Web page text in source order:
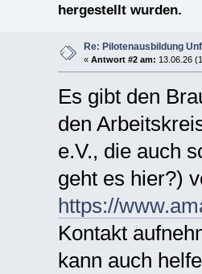
hergestellt wurden.
Re: Pilotenausbildung
« Antwort #2 am: 13.06.26
Es gibt den
den
e.V., die auch
geht es hier?)
https://
Kontakt
kann auch